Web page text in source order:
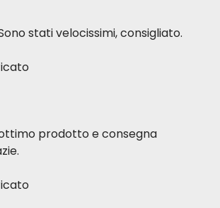
stati velocissimi, consigliato.
prodotto e consegna